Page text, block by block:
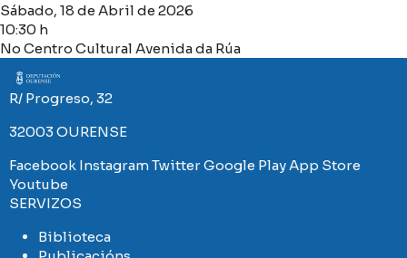
Sábado, 18 de Abril de 2026
10:30 h
No Centro Cultural Avenida da Rúa
Imaxe
R/ Progreso, 32
32003 OURENSE
Facebook InstagramTwitterGoogle PlayApp Store
Youtube
SERVIZOS
Biblioteca